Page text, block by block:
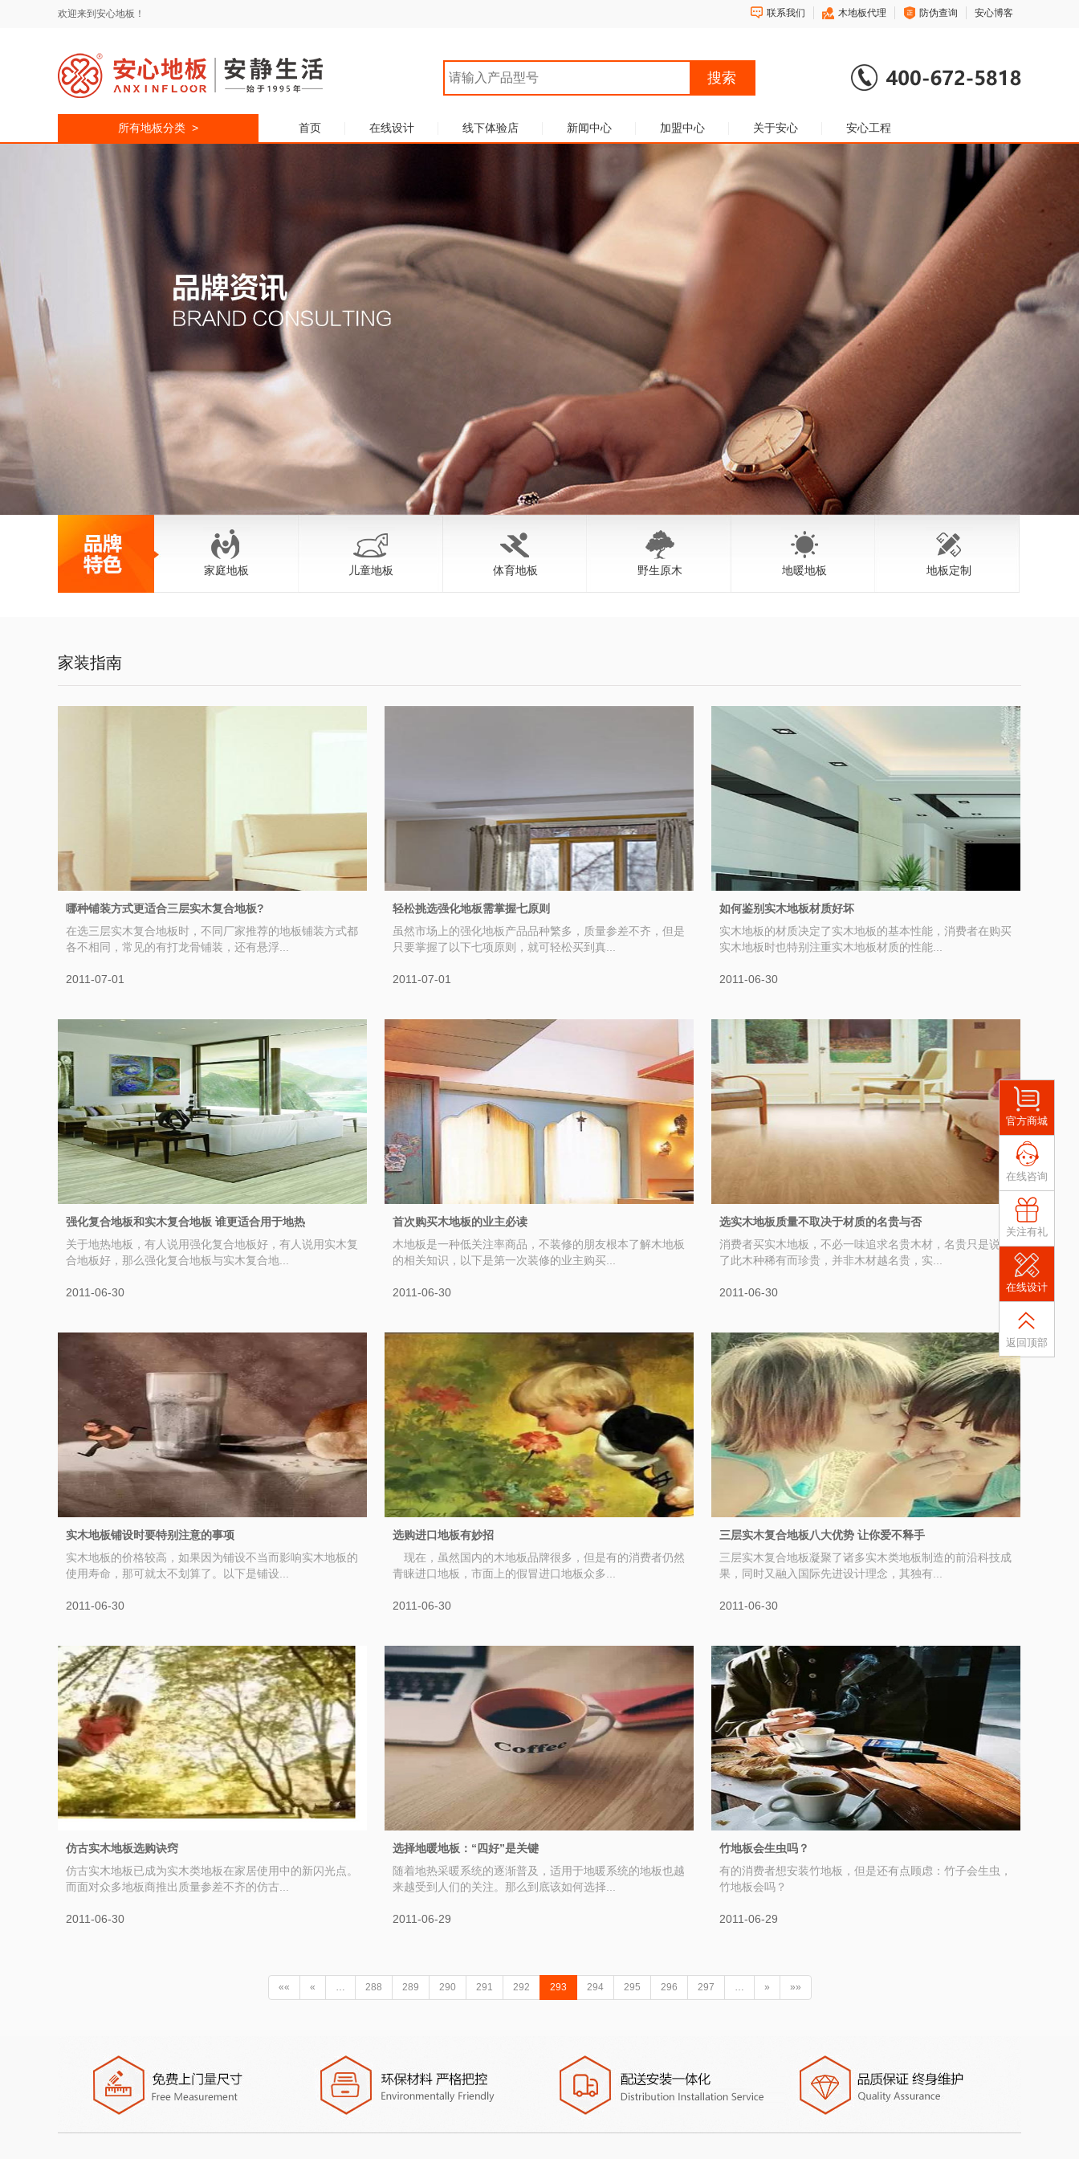
欢迎来到安心地板！ 联系我们 木地板代理 防伪查询 安心博客
所有地板分类 > 首页 在线设计 线下体验店 新闻中心 加盟中心 关于安心 安心工程
官方商城
在线咨询
关注有礼
在线设计
返回顶部
家庭地板 儿童地板 体育地板 野生原木 地暖地板 地板定制
家装指南
哪种铺装方式更适合三层实木复合地板?
在选三层实木复合地板时，不同厂家推荐的地板铺装方式都
各不相同，常见的有打龙骨铺装，还有悬浮...
2011-07-01
轻松挑选强化地板需掌握七原则
虽然市场上的强化地板产品品种繁多，质量参差不齐，但是
只要掌握了以下七项原则，就可轻松买到真...
2011-07-01
如何鉴别实木地板材质好坏
实木地板的材质决定了实木地板的基本性能，消费者在购买
实木地板时也特别注重实木地板材质的性能...
2011-06-30
强化复合地板和实木复合地板 谁更适合用于地热
关于地热地板，有人说用强化复合地板好，有人说用实木复
合地板好，那么强化复合地板与实木复合地...
2011-06-30
首次购买木地板的业主必读
木地板是一种低关注率商品，不装修的朋友根本了解木地板
的相关知识，以下是第一次装修的业主购买...
2011-06-30
选实木地板质量不取决于材质的名贵与否
消费者买实木地板，不必一味追求名贵木材，名贵只是说明
了此木种稀有而珍贵，并非木材越名贵，实...
2011-06-30
实木地板铺设时要特别注意的事项
实木地板的价格较高，如果因为铺设不当而影响实木地板的
使用寿命，那可就太不划算了。以下是铺设...
2011-06-30
选购进口地板有妙招
现在，虽然国内的木地板品牌很多，但是有的消费者仍然
青睐进口地板，市面上的假冒进口地板众多...
2011-06-30
三层实木复合地板八大优势 让你爱不释手
三层实木复合地板凝聚了诸多实木类地板制造的前沿科技成
果，同时又融入国际先进设计理念，其独有...
2011-06-30
仿古实木地板选购诀窍
仿古实木地板已成为实木类地板在家居使用中的新闪光点。
而面对众多地板商推出质量参差不齐的仿古...
2011-06-30
选择地暖地板：“四好”是关键
随着地热采暖系统的逐渐普及，适用于地暖系统的地板也越
来越受到人们的关注。那么到底该如何选择...
2011-06-29
竹地板会生虫吗？
有的消费者想安装竹地板，但是还有点顾虑：竹子会生虫，
竹地板会吗？
2011-06-29
«« « … 288 289 290 291 292 293 294 295 296 297 … » »»